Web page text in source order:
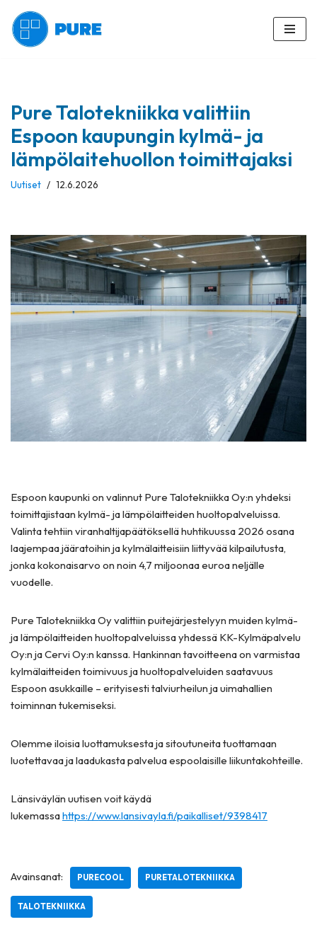
Siirry
Pure Talotekniikka valittiin
Espoon kaupungin kylmä- ja
lämpölaitehuollon toimittajaksi
Uutiset 12.6.2026
Espoon kaupunki on valinnut Pure Talotekniikka Oy:n yhdeksi
toimittajistaan kylmä- ja lämpölaitteiden huoltopalveluissa.
Valinta tehtiin viranhaltijapäätöksellä huhtikuussa 2026 osana
laajempaa jääratoihin ja kylmälaitteisiin liittyvää kilpailutusta,
jonka kokonaisarvo on noin 4,7 miljoonaa euroa neljälle
vuodelle.
Pure Talotekniikka Oy valittiin puitejärjestelyyn muiden kylmä-
ja lämpölaitteiden huoltopalveluissa yhdessä KK-Kylmäpalvelu
Oy:n ja Cervi Oy:n kanssa. Hankinnan tavoitteena on varmistaa
kylmälaitteiden toimivuus ja huoltopalveluiden saatavuus
Espoon asukkaille – erityisesti talviurheilun ja uimahallien
toiminnan tukemiseksi.
Olemme iloisia luottamuksesta ja sitoutuneita tuottamaan
luotettavaa ja laadukasta palvelua espoolaisille liikuntakohteille.
Länsiväylän uutisen voit käydä
lukemassahttps://www.lansivayla.fi/paikalliset/9398417
Avainsanat: PURECOOL PURETALOTEKNIIKKA
TALOTEKNIIKKA